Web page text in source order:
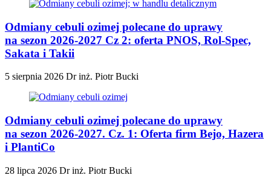
Odmiany cebuli ozimej polecane do uprawy
na sezon 2026-2027 Cz 2: oferta PNOS, Rol-Spec,
Sakata i Takii
5 sierpnia 2026 Dr inż. Piotr Bucki
Odmiany cebuli ozimej polecane do uprawy
na sezon 2026-2027. Cz. 1: Oferta firm Bejo, Hazera
i PlantiCo
28 lipca 2026 Dr inż. Piotr Bucki